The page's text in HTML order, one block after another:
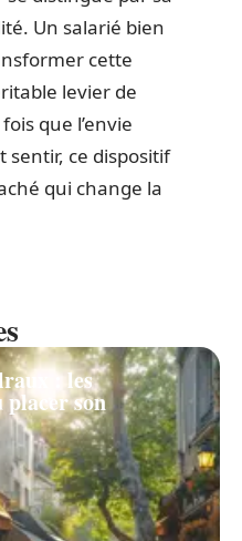
Un salarié bien
cette
levier de
que l’envie
sentir, ce dispositif
qui change la
: les
son